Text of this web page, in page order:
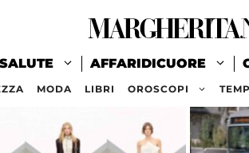
SALUTE AFFARIDICUORE
MODA LIBRI OROSCOPI